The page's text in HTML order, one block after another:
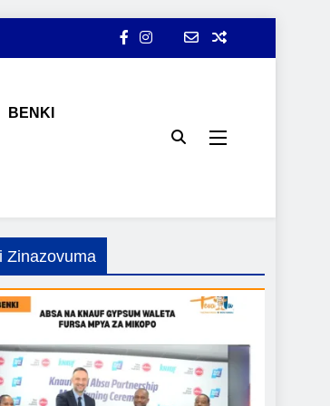
mitindo, na burudani kwa Kiswahili, pamoja na
BENKI
Zinazovuma